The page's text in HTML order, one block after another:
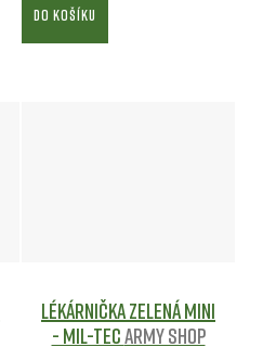
DO KOŠÍKU
Lékárnička Zelená MINI
- Mil-tecArmy shop